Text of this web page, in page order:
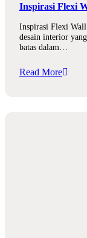
Inspirasi Flexi
Inspirasi Flexi
desain interior
batas dalam…
Read More